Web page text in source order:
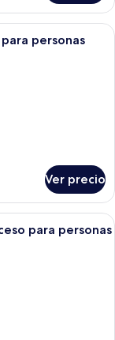
hotel con dos camas,
personas
Ver precio
hotel con tres camas,
para personas